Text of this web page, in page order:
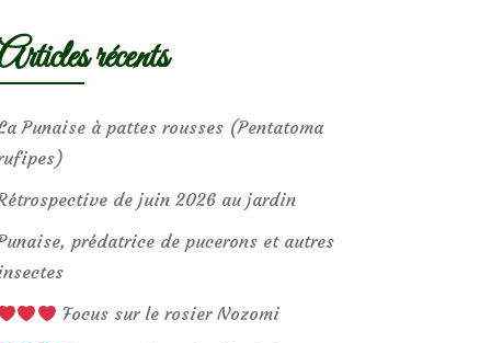
récents
Punaise à pattes rousses (Pentatoma
de juin 2026 au jardin
prédatrice de pucerons et autres
Focus sur le rosier Nozomi